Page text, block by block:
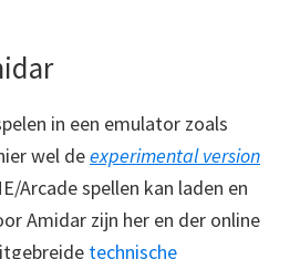
in een emulator zoals
wel deexperimental version
Arcade spellen kan laden en
Amidar zijn her en der online
technische